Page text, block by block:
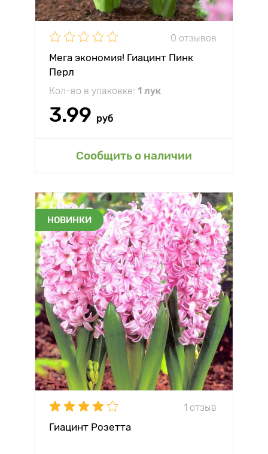
0 отзывов
Мега экономия! Гиацинт Пинк
Перл
Кол-во в упаковке: 1 лук
3.99 руб
Сообщить о наличии
НОВИНКИ
1 отзыв
Гиацинт Розетта